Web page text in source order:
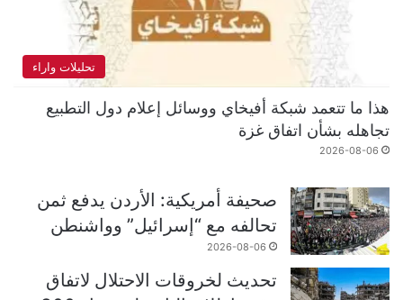
تحليلات واراء
هذا ما تتعمد شبكة أفيخاي ووسائل إعلام دول التطبيع
تجاهله بشأن اتفاق غزة
2026-08-06
صحيفة أمريكية: الأردن يدفع ثمن
تحالفه مع “إسرائيل” وواشنطن
2026-08-06
تحديث لخروقات الاحتلال لاتفاق